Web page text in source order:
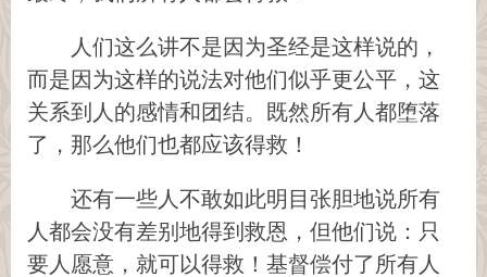
人们这么讲不是因为圣经是这样说的，
而是因为这样的说法对他们似乎更公平，这
关系到人的感情和团结。既然所有人都堕落
了，那么他们也都应该得救！
还有一些人不敢如此明目张胆地说所有
人都会没有差别地得到救恩，但他们说：只
要人愿意，就可以得救！基督偿付了所有人